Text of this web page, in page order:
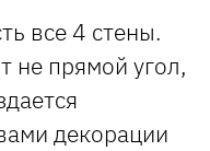
все 4 стены.
не прямой угол,
декорации